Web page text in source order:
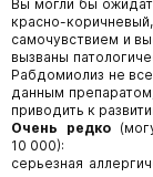
Вы могли бы
красно-
самочувствием и
вызваны
Рабдомиолиз не
данным
приводить к
Очень редко
10 000):
серьезная